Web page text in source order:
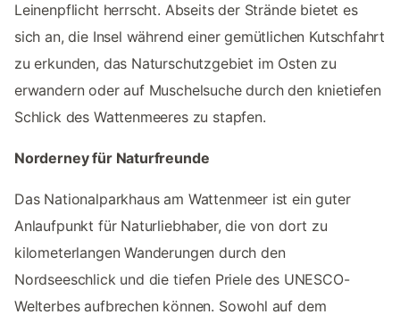
Leinenpflicht herrscht. Abseits der Strände bietet es
sich an, die Insel während einer gemütlichen Kutschfahrt
zu erkunden, das Naturschutzgebiet im Osten zu
erwandern oder auf Muschelsuche durch den knietiefen
Schlick des Wattenmeeres zu stapfen.
Norderney für Naturfreunde
Das Nationalparkhaus am Wattenmeer ist ein guter
Anlaufpunkt für Naturliebhaber, die von dort zu
kilometerlangen Wanderungen durch den
Nordseeschlick und die tiefen Priele des UNESCO-
Welterbes aufbrechen können. Sowohl auf dem